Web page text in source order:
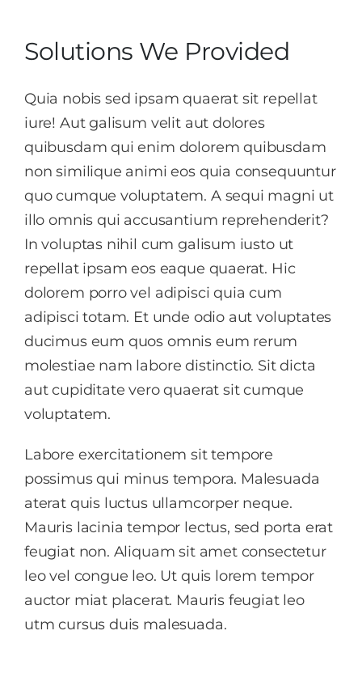
Solutions We Provided
Quia nobis sed ipsam quaerat sit repellat
iure! Aut galisum velit aut dolores
quibusdam qui enim dolorem quibusdam
non similique animi eos quia consequuntur
quo cumque voluptatem. A sequi magni ut
illo omnis qui accusantium reprehenderit?
In voluptas nihil cum galisum iusto ut
repellat ipsam eos eaque quaerat. Hic
dolorem porro vel adipisci quia cum
adipisci totam. Et unde odio aut voluptates
ducimus eum quos omnis eum rerum
molestiae nam labore distinctio. Sit dicta
aut cupiditate vero quaerat sit cumque
voluptatem.
Labore exercitationem sit tempore
possimus qui minus tempora. Malesuada
aterat quis luctus ullamcorper neque.
Mauris lacinia tempor lectus, sed porta erat
feugiat non. Aliquam sit amet consectetur
leo vel congue leo. Ut quis lorem tempor
auctor miat placerat. Mauris feugiat leo
utm cursus duis malesuada.